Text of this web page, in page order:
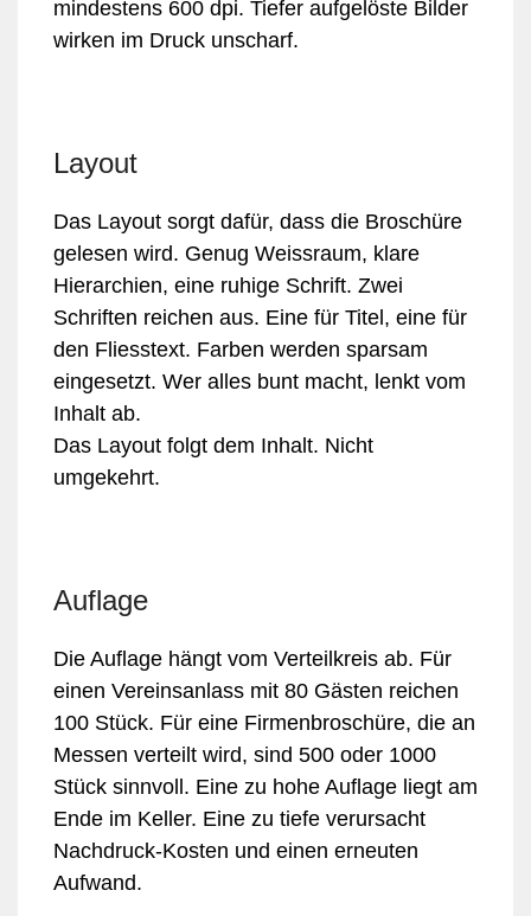
mindestens 600 dpi. Tiefer aufgelöste Bilder
wirken im Druck unscharf.
Layout
Das Layout sorgt dafür, dass die Broschüre
gelesen wird. Genug Weissraum, klare
Hierarchien, eine ruhige Schrift. Zwei
Schriften reichen aus. Eine für Titel, eine für
den Fliesstext. Farben werden sparsam
eingesetzt. Wer alles bunt macht, lenkt vom
Inhalt ab.
Das Layout folgt dem Inhalt. Nicht
umgekehrt.
Auflage
Die Auflage hängt vom Verteilkreis ab. Für
einen Vereinsanlass mit 80 Gästen reichen
100 Stück. Für eine Firmenbroschüre, die an
Messen verteilt wird, sind 500 oder 1000
Stück sinnvoll. Eine zu hohe Auflage liegt am
Ende im Keller. Eine zu tiefe verursacht
Nachdruck-Kosten und einen erneuten
Aufwand.